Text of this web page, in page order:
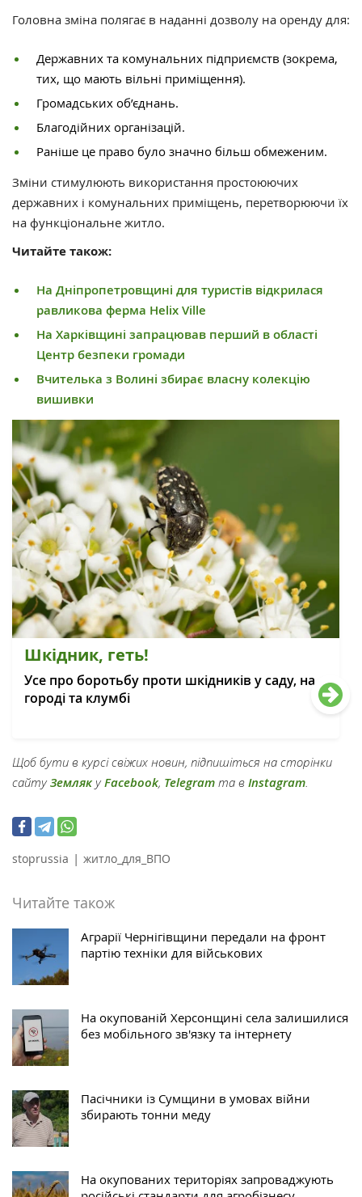
Головна зміна полягає в наданні дозволу на оренду для:
Державних та комунальних підприємств (зокрема,
тих, що мають вільні приміщення).
Громадських об’єднань.
Благодійних організацій.
Раніше це право було значно більш обмеженим.
Зміни стимулюють використання простоюючих
державних і комунальних приміщень, перетворюючи їх
на функціональне житло.
Читайте також:
На Дніпропетровщині для туристів відкрилася
равликова ферма Helix Ville
На Харківщині запрацював перший в області
Центр безпеки громади
Вчителька з Волині збирає власну колекцію
вишивки
Шкідник, геть!
Усе про боротьбу проти шкідників у саду, на
городі та клумбі
Щоб бути в курсі свіжих новин, підпишіться на сторінки
сайтуЗемлякуFacebook, Telegram та в Instagram.
stoprussia | житло_для_ВПО
Читайте також
Аграрії Чернігівщини передали на фронт
партію техніки для військових
На окупованій Херсонщині села залишилися
без мобільного зв'язку та інтернету
Пасічники із Сумщини в умовах війни
збирають тонни меду
На окупованих територіях запроваджують